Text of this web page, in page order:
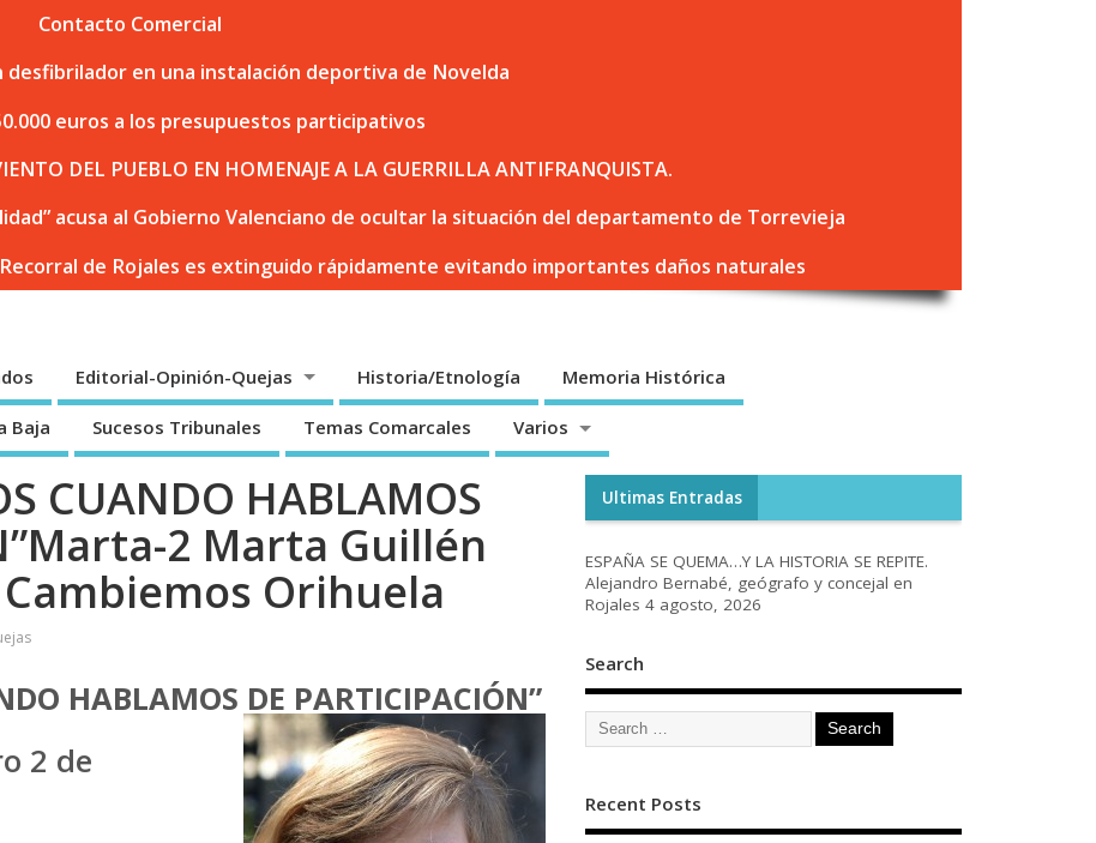
Contacto Comercial
en una instalación deportiva de Novelda
euros a los presupuestos participativos
DEL PUEBLO EN HOMENAJE A LA GUERRILLA ANTIFRANQUISTA.
acusa al Gobierno Valenciano de ocultar la situación del departamento de Torrevieja
de Rojales es extinguido rápidamente evitando importantes daños naturales
Editorial-Opinión-Quejas Historia/Etnología Memoria Histórica
Baja Sucesos Tribunales Temas Comarcales Varios
CUANDO HABLAMOS
2 Marta Guillén
Orihuela
HABLAMOS DE PARTICIPACIÓN”
2 de
Ultimas Entradas
ESPAÑA SE QUEMA…Y LA HISTORIA SE REPITE.
Alejandro Bernabé, geógrafo y concejal en
Rojales 4 agosto, 2026
Search
Recent Posts